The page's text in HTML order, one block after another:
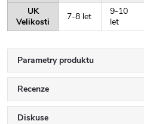
UK
Velikosti
7-8 let
9-10
let
Parametry produktu
Recenze
Diskuse